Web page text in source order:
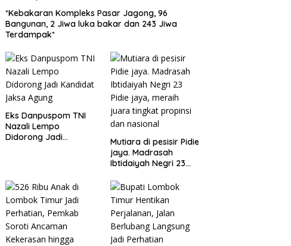
*Kebakaran Kompleks Pasar Jagong, 96
Bangunan, 2 Jiwa luka bakar dan 243 Jiwa
Terdampak*
Eks Danpuspom TNI
Nazali Lempo
Didorong Jadi
Mutiara di pesisir Pidie
jaya. Madrasah
Ibtidaiyah Negri 23
juara tingkat propinsi
dan nasional